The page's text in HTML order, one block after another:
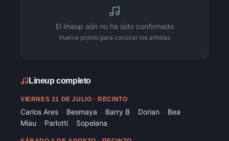
El lineup aún no ha sido confirmado
Vuelve pronto para conocer los artistas
Lineup completo
VIERNES 31 DE JULIO · RECINTO
Carlos Ares · Besmaya · Barry B · Dorian · Bea
Miau · Parlotti · Sopelana